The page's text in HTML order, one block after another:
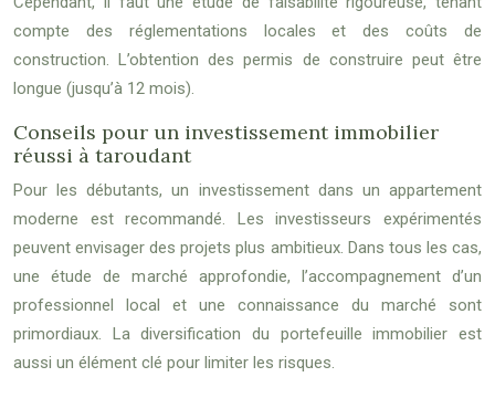
compte des réglementations locales et des coûts de
construction. L’obtention des permis de construire peut être
longue (jusqu’à 12 mois).
Conseils pour un investissement immobilier
réussi à taroudant
Pour les débutants, un investissement dans un appartement
moderne est recommandé. Les investisseurs expérimentés
peuvent envisager des projets plus ambitieux. Dans tous les cas,
une étude de marché approfondie, l’accompagnement d’un
professionnel local et une connaissance du marché sont
primordiaux. La diversification du portefeuille immobilier est
aussi un élément clé pour limiter les risques.